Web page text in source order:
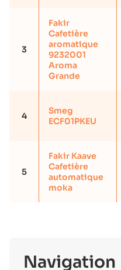
3
Fakir
Cafetière
aromatique
9232001
Aroma
Grande
4
Smeg
ECF01PKEU
5
Fakir Kaave
Cafetière
automatique
moka
Navigation